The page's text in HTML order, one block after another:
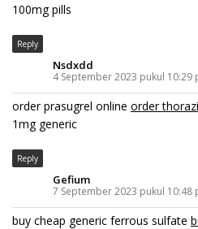
100mg pills
Reply
Nsdxdd
4 September 2023 pukul 10:29
order prasugrel online order
1mg generic
Reply
Gefium
7 September 2023 pukul 10:48
buy cheap generic ferrous sulfate